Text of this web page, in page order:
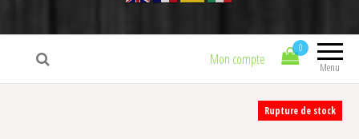
Menu
0
Mon compte
Rupture de stock